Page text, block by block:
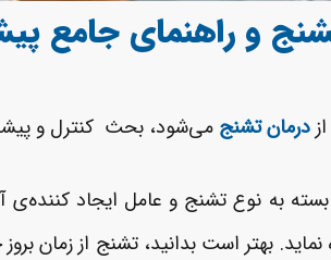
وراهنمای جامع
درمان تشنج می‌شود، بحث کنترل و
به نوع تشنج و عامل ایجاد
بهتر است بدانید، تشنج از زمان